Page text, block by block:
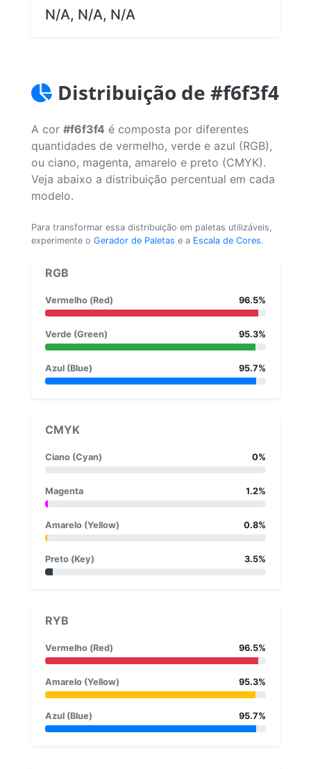
N/A, N/A, N/A
Distribuição de #f6f3f4
A cor #f6f3f4 é composta por diferentes
quantidades de vermelho, verde e azul (RGB),
ou ciano, magenta, amarelo e preto (CMYK).
Veja abaixo a distribuição percentual em cada
modelo.
Para transformar essa distribuição em paletas utilizáveis,
experimente o Gerador de Paletas e a Escala de Cores.
RGB
Vermelho (Red) 96.5%
Verde (Green) 95.3%
Azul (Blue) 95.7%
CMYK
Ciano (Cyan) 0%
Magenta 1.2%
Amarelo (Yellow) 0.8%
Preto (Key) 3.5%
RYB
Vermelho (Red) 96.5%
Amarelo (Yellow) 95.3%
Azul (Blue) 95.7%